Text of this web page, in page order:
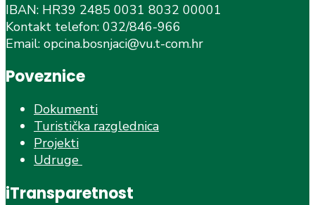
IBAN: HR39 2485 0031 8032 00001
Kontakt telefon: 032/846-966
Email: opcina.bosnjaci@vu.t-com.hr
Poveznice
Dokumenti
Turistička razglednica
Projekti
Udruge
iTransparetnost